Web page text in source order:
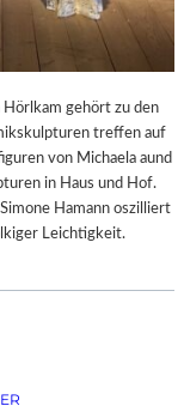
gehört zu den
treffen auf
von Michaela aund
in Haus und Hof.
Hamann oszilliert
Leichtigkeit.